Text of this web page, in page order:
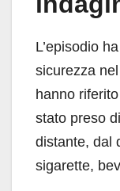
L’episodio
sicurezza
hanno
stato preso
distante, dal
sigarette,